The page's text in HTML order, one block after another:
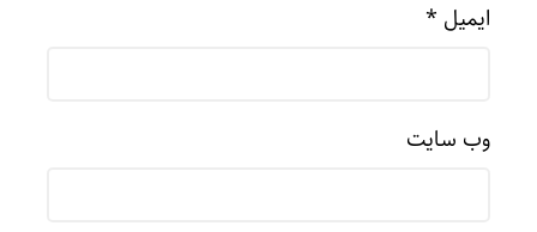
ایمیل *
وب‌ سایت